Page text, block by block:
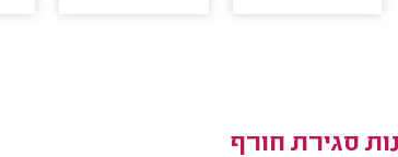
סגירת חורף